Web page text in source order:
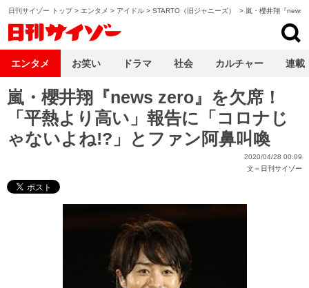
日刊サイゾー トップ> エンタメ > アイドル > STARTO（旧ジャニーズ） > 嵐・櫻井翔『news
嵐・櫻井翔『news zero』を欠席！
「平熱より高い」報告に「コロナじ
ゃないよね!?」とファン阿鼻叫喚
2020/04/28 00:09
文＝ 日刊サイゾー
エンタメ お笑い ドラマ 社会 カルチャー 連載